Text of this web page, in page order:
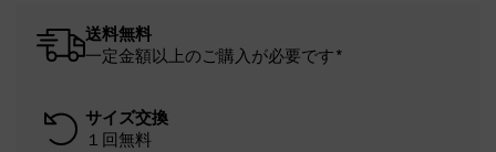
送料無料
一定金額以上のご購入が必要です*
サイズ交換
１回無料